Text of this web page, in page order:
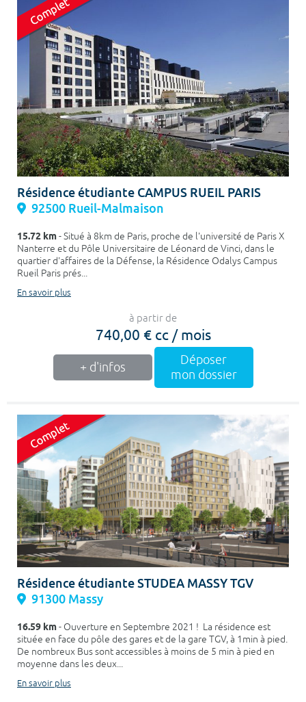
Résidence étudiante CAMPUS RUEIL PARIS
92500 Rueil-Malmaison
15.72 km- Situé à 8km de Paris, proche de l'université de Paris X
Nanterre et du Pôle Universitaire de Léonard de Vinci, dans le
quartier d'affaires de la Défense, la Résidence Odalys Campus
Rueil Paris prés...
En savoir plus
à partir de
740,00 € cc / mois
+ d'infos
Déposer
mon dossier
Résidence étudiante STUDEA MASSY TGV
91300 Massy
16.59 km- Ouverture en Septembre 2021 ! La résidence est
située en face du pôle des gares et de la gare TGV, à 1min à pied.
De nombreux Bus sont accessibles à moins de 5 min à pied en
moyenne dans les deux...
En savoir plus